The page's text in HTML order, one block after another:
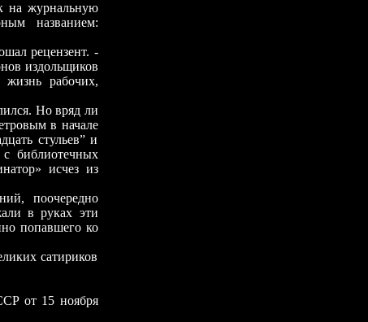
журнальную
названием:
рецензент. -
издольщиков
рабочих,
Но вряд ли
в начале
стульев” и
библиотечных
исчез из
поочередно
в руках эти
попавшего ко
сатириков
от 15 ноября